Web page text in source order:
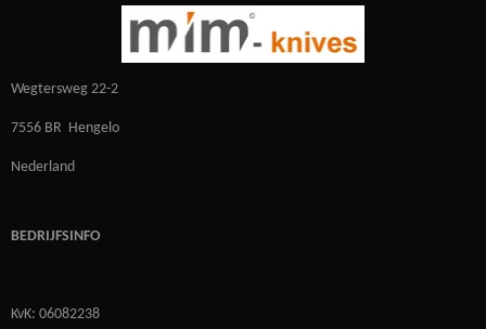
Wegtersweg 22-2
7556 BR Hengelo
Nederland
BEDRIJFSINFO
KvK: 06082238